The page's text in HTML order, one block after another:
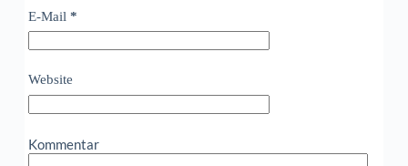
E-Mail *
Website
Kommentar